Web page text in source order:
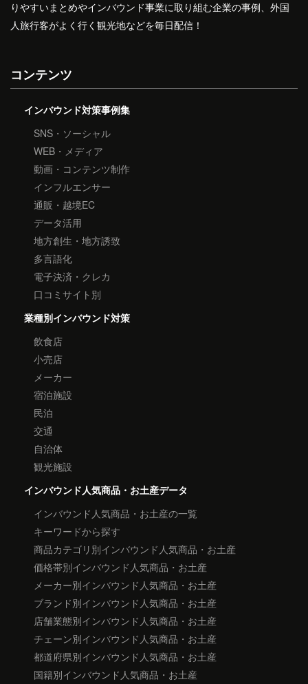
りやすいまとめやインバウンド事業に取り組む企業の事例、外国
人旅行客がよく行く観光地などを毎日配信！
コンテンツ
インバウンド対策事例集
SNS・ソーシャル
WEB・メディア
動画・コンテンツ制作
インフルエンサー
通販・越境EC
データ活用
地方創生・地方誘致
多言語化
電子決済・クレカ
口コミサイト別
業種別インバウンド対策
飲食店
小売店
メーカー
宿泊施設
民泊
交通
自治体
観光施設
インバウンド人気商品・お土産データ
インバウンド人気商品・お土産の一覧
キーワードから探す
商品カテゴリ別インバウンド人気商品・お土産
価格帯別インバウンド人気商品・お土産
メーカー別インバウンド人気商品・お土産
ブランド別インバウンド人気商品・お土産
店舗業態別インバウンド人気商品・お土産
チェーン別インバウンド人気商品・お土産
都道府県別インバウンド人気商品・お土産
国籍別インバウンド人気商品・お土産